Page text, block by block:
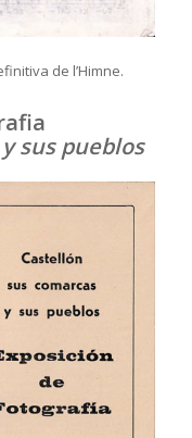
de l’Himne.
sus pueblos